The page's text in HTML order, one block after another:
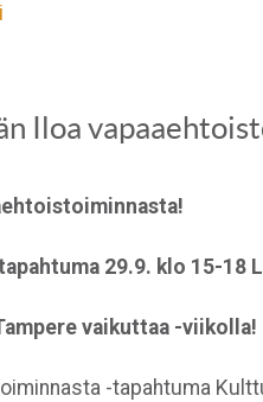
Iloa
29.9. klo 15-18
vaikuttaa -viikolla!
-tapahtuma